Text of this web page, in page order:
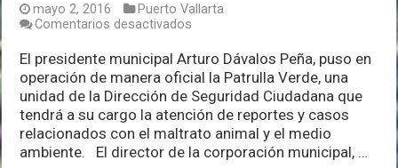
mayo 2, 2016
Puerto Vallarta
Comentarios desactivados
la
Patrulla
Verde
las
tareas
de
y
El presidente municipal Arturo Dávalos Peña, puso en
operación de manera oficial la Patrulla Verde, una
unidad de la Dirección de Seguridad Ciudadana que
tendrá a su cargo la atención de reportes y casos
relacionados con el maltrato animal y el medio
ambiente. El director de la corporación municipal, …